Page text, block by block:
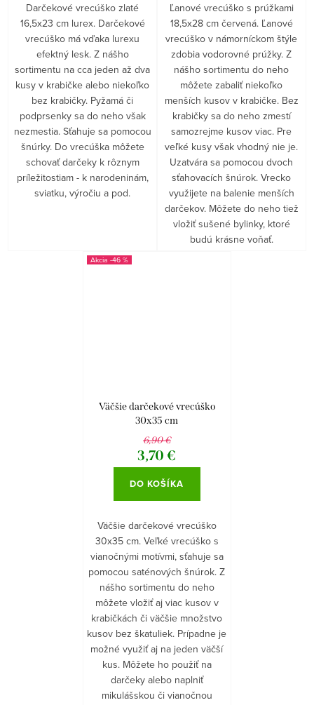
Darčekové vrecúško zlaté
16,5x23 cm lurex. Darčekové
vrecúško má vďaka lurexu
efektný lesk. Z nášho
sortimentu na cca jeden až dva
kusy v krabičke alebo niekoľko
bez krabičky. Pyžamá či
podprsenky sa do neho však
nezmestia. Sťahuje sa pomocou
šnúrky. Do vrecúška môžete
schovať darčeky k rôznym
príležitostiam - k narodeninám,
sviatku, výročiu a pod.
Ľanové vrecúško s prúžkami
18,5x28 cm červená. Ľanové
vrecúško v námorníckom štýle
zdobia vodorovné prúžky. Z
nášho sortimentu do neho
môžete zabaliť niekoľko
menších kusov v krabičke. Bez
krabičky sa do neho zmestí
samozrejme kusov viac. Pre
veľké kusy však vhodný nie je.
Uzatvára sa pomocou dvoch
sťahovacích šnúrok. Vrecko
využijete na balenie menších
darčekov. Môžete do neho tiež
vložiť sušené bylinky, ktoré
budú krásne voňať.
-46 %
Väčšie darčekové vrecúško
30x35 cm
6,90 €
3,70 €
DO KOŠÍKA
Väčšie darčekové vrecúško
30x35 cm. Veľké vrecúško s
vianočnými motívmi, sťahuje sa
pomocou saténových šnúrok. Z
nášho sortimentu do neho
môžete vložiť aj viac kusov v
krabičkách či väčšie množstvo
kusov bez škatuliek. Prípadne je
možné využiť aj na jeden väčší
kus. Môžete ho použiť na
darčeky alebo naplniť
mikulášskou či vianočnou